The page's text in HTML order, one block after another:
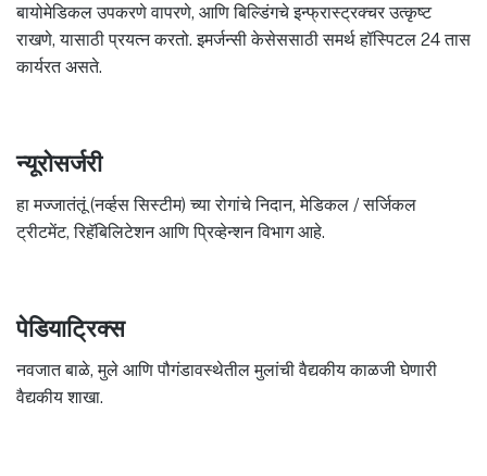
बायोमेडिकल उपकरणे वापरणे, आणि बिल्डिंगचे इन्फ्रास्ट्रक्चर उत्कृष्ट
राखणे, यासाठी प्रयत्न करतो. इमर्जन्सी केसेससाठी समर्थ हॉस्पिटल 24 तास
कार्यरत असते.
न्यूरोसर्जरी
हा मज्जातंतूं (नर्व्हस सिस्टीम) च्या रोगांचे निदान, मेडिकल / सर्जिकल
ट्रीटमेंट, रिहॅबिलिटेशन आणि प्रिव्हेन्शन विभाग आहे.
पेडियाट्रिक्स
नवजात बाळे, मुले आणि पौगंडावस्थेतील मुलांची वैद्यकीय काळजी घेणारी
वैद्यकीय शाखा.